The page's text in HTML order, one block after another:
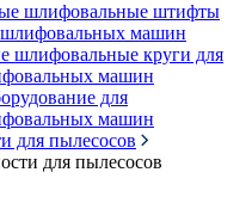
шлифовальные штифты
машин
шлифовальные круги для
машин
для
машин
для пылесосов
для пылесосов